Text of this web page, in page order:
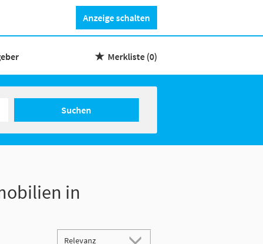
Anzeige schalten
Merkliste (0)
Suchen
in